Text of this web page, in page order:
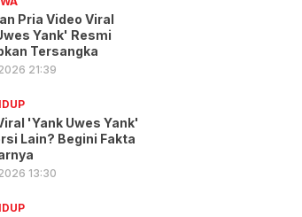
Pria Video Viral
Yank' Resmi
Tersangka
21:39
'Yank Uwes Yank'
Lain? Begini Fakta
13:30